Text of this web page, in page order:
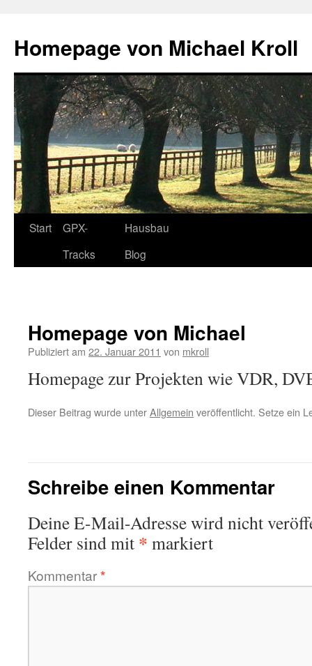
Homepage von Michael Kroll
Zum
Start
GPX-
Tracks
Hausbau
Blog
Homepage von Michael
Publiziert am 22. Januar 2011 von mkroll
Homepage zur Projekten wie VDR,
Dieser Beitrag wurde unterAllgemein veröffentlicht. Setze ein
Schreibe einen Kommentar
Deine E-Mail-Adresse wird nicht
Felder sind mit * markiert
Kommentar*